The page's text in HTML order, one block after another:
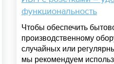
функциональность
Чтобы обеспечить
производственному
случайных или
мы рекомендуем